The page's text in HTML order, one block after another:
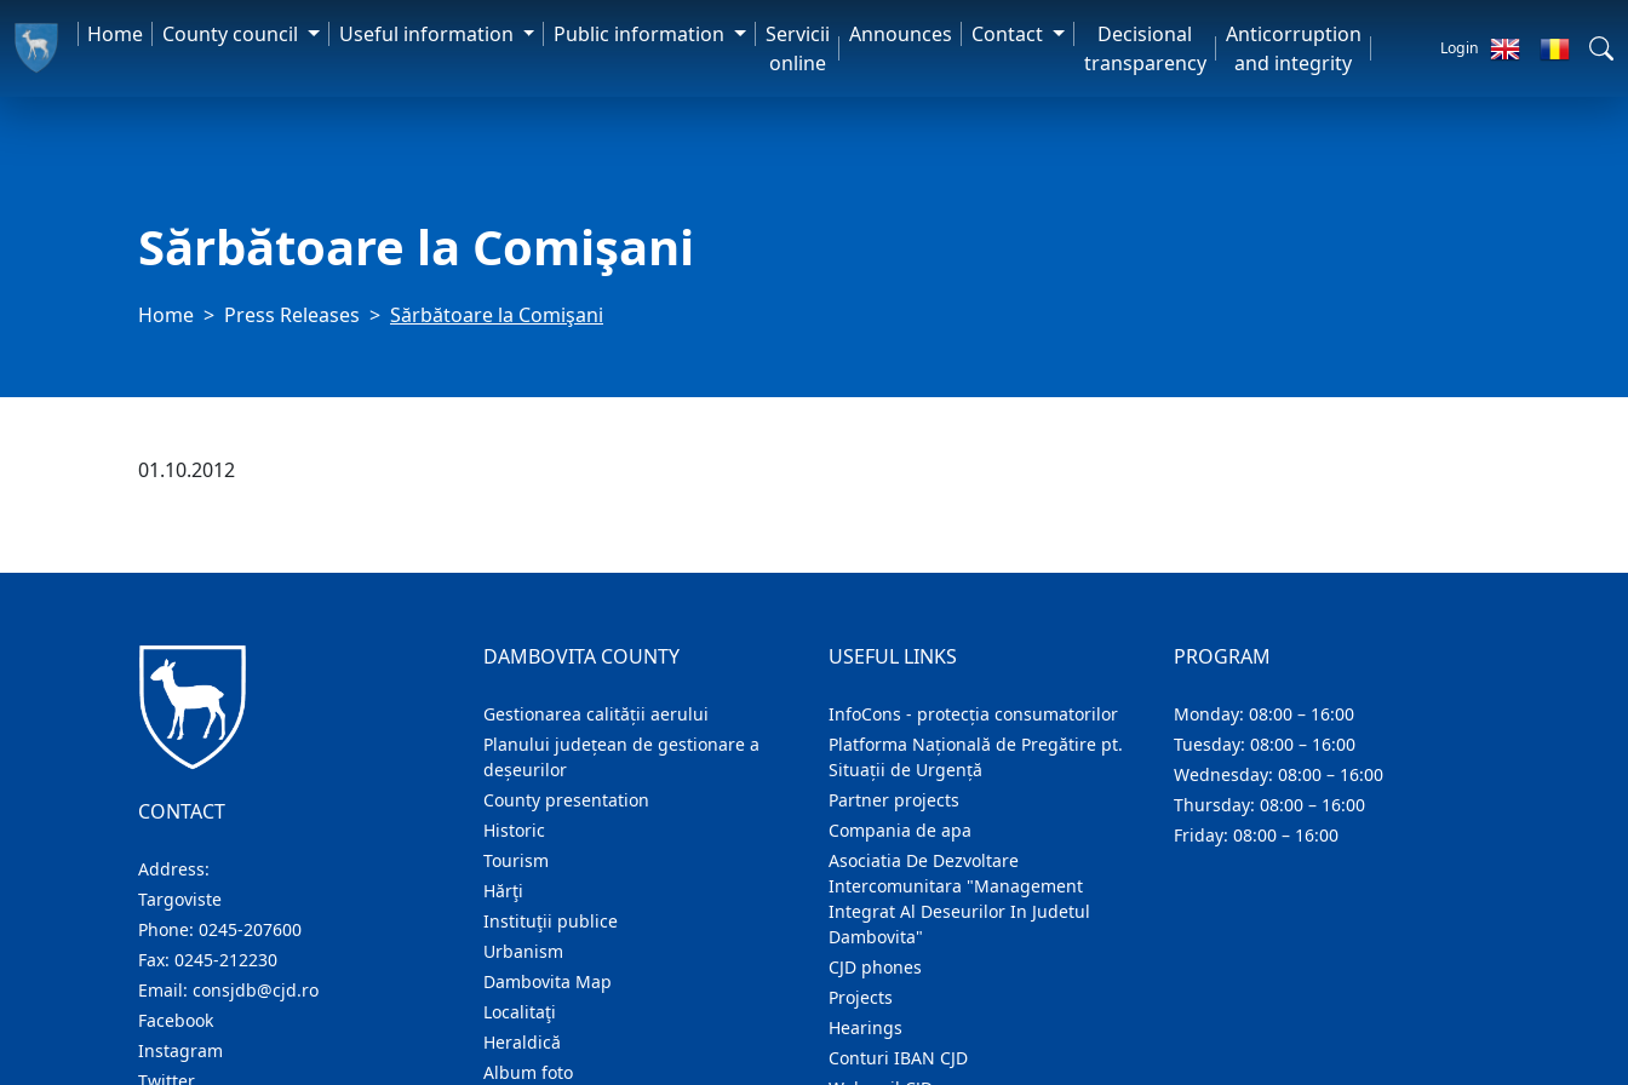
Home County council Useful information Public information
Servicii
online
Announces Contact
Decisional
transparency
Anticorruption
and integrity
Login
Sărbătoare la Comişani
Home Press Releases Sărbătoare la Comişani
01.10.2012
CONTACT
Address:
Targoviste
Phone: 0245-207600
Fax: 0245-212230
Email: consjdb@cjd.ro
Facebook
Instagram
DAMBOVITA COUNTY
Gestionarea calității aerului
Planului județean de gestionare a
deșeurilor
County presentation
Historic
Tourism
Hărţi
Instituţii publice
Urbanism
Dambovita Map
Localitaţi
Heraldică
Album foto
USEFUL LINKS
InfoCons - protecția consumatorilor
Platforma Națională de Pregătire pt.
Situații de Urgență
Partner projects
Compania de apa
Asociatia De Dezvoltare
Intercomunitara "Management
Integrat Al Deseurilor In Judetul
Dambovita"
CJD phones
Projects
Hearings
Conturi IBAN CJD
PROGRAM
Monday: 08:00 – 16:00
Tuesday: 08:00 – 16:00
Wednesday: 08:00 – 16:00
Thursday: 08:00 – 16:00
Friday: 08:00 – 16:00